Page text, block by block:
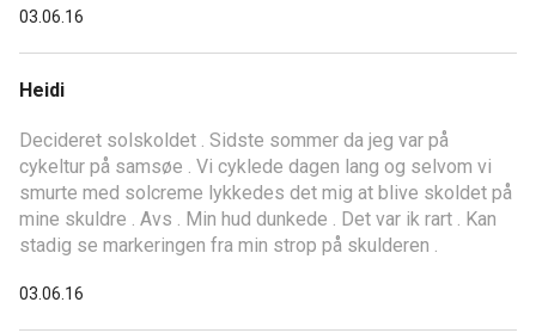
03.06.16
Heidi
Decideret solskoldet . Sidste sommer da jeg var på
cykeltur på samsøe . Vi cyklede dagen lang og selvom vi
smurte med solcreme lykkedes det mig at blive skoldet på
mine skuldre . Avs . Min hud dunkede . Det var ik rart . Kan
stadig se markeringen fra min strop på skulderen .
03.06.16